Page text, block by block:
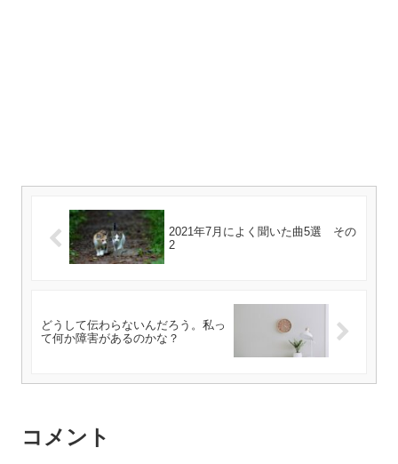
2021年7月によく聞いた曲5選 その
2
どうして伝わらないんだろう。私っ
て何か障害があるのかな？
コメント